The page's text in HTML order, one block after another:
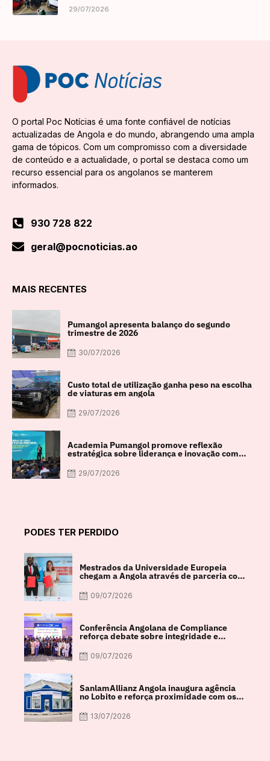
29/07/2026
O portal Poc Notícias é uma fonte confiável de notícias
actualizadas de Angola e do mundo, abrangendo uma ampla
gama de tópicos. Com um compromisso com a diversidade
de conteúdo e a actualidade, o portal se destaca como um
recurso essencial para os angolanos se manterem
informados.
930 728 822
geral@pocnoticias.ao
MAIS RECENTES
Pumangol apresenta balanço do segundo
trimestre de 2026
30/07/2026
Custo total de utilização ganha peso na escolha
de viaturas em angola
29/07/2026
Academia Pumangol promove reflexão
estratégica sobre liderança e inovação com
especialista internacional Nadim Habib
29/07/2026
PODES TER PERDIDO
Mestrados da Universidade Europeia
chegam a Angola através de parceria com
a FACUL
09/07/2026
Conferência Angolana de Compliance
reforça debate sobre integridade e
crescimento económico
09/07/2026
SanlamAllianz Angola inaugura agência
no Lobito e reforça proximidade com os
13/07/2026